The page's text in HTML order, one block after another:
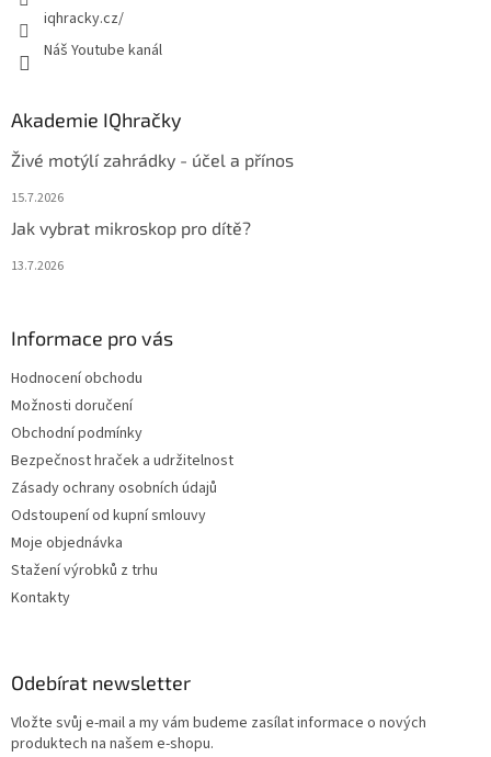
iqhracky.cz/
Náš Youtube kanál
Akademie IQhračky
Živé motýlí zahrádky - účel a přínos
15.7.2026
Jak vybrat mikroskop pro dítě?
13.7.2026
Informace pro vás
Hodnocení obchodu
Možnosti doručení
Obchodní podmínky
Bezpečnost hraček a udržitelnost
Zásady ochrany osobních údajů
Odstoupení od kupní smlouvy
Moje objednávka
Stažení výrobků z trhu
Kontakty
Odebírat newsletter
Vložte svůj e-mail a my vám budeme zasílat informace o nových
produktech na našem e-shopu.